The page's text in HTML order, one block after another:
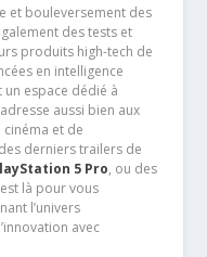
et bouleversement des
des tests et
produits high-tech de
en intelligence
un espace dédié à
aussi bien aux
cinéma et de
derniers trailers de
5 Pro, ou des
là pour vous
l’univers
avec